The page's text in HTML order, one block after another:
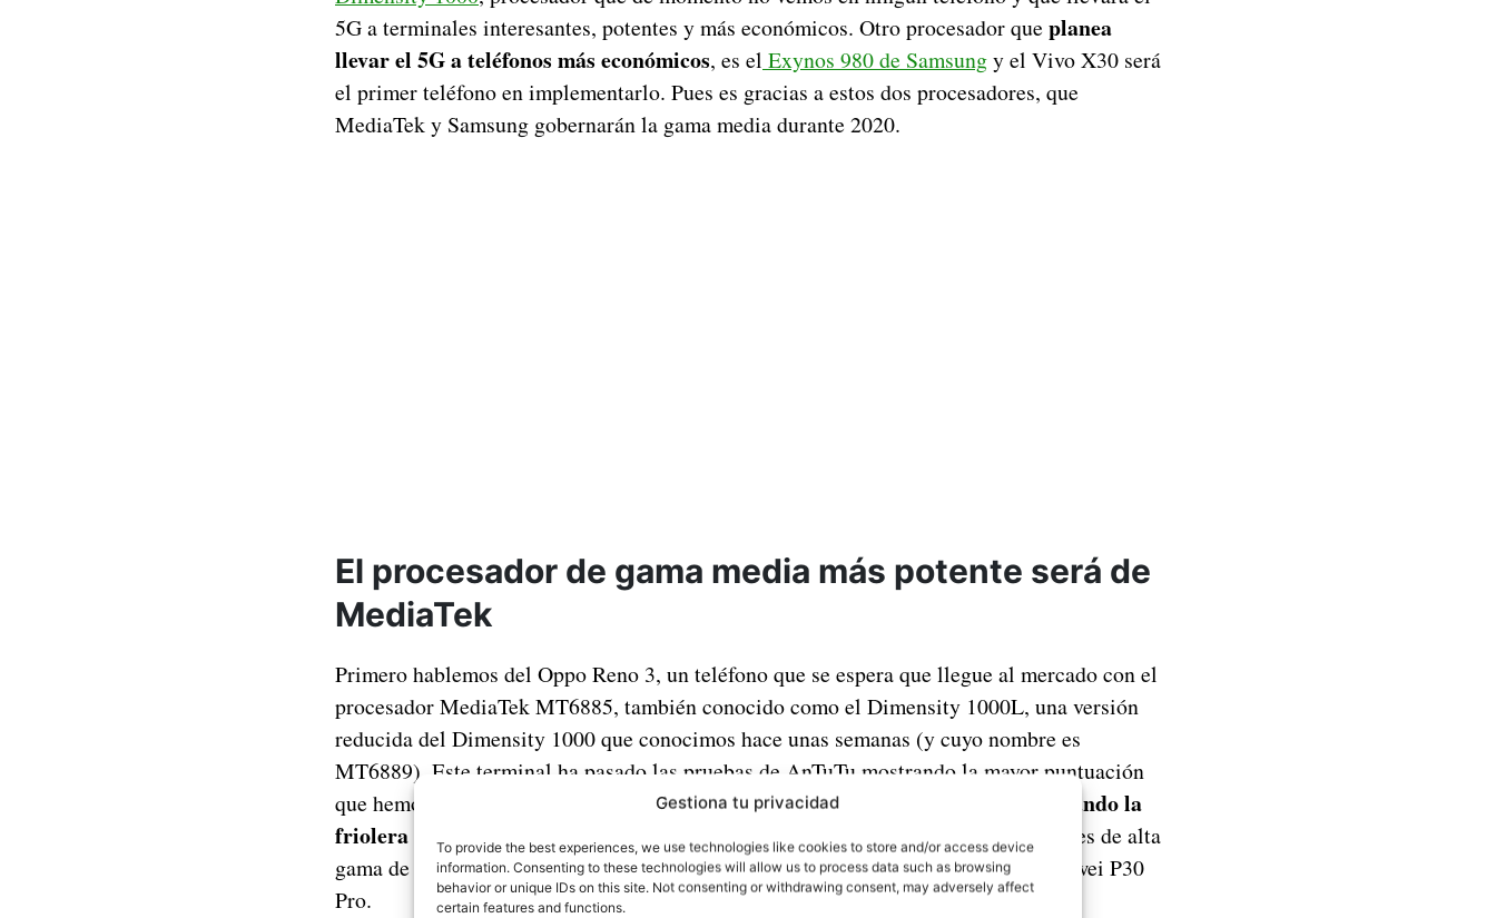
Gestiona tu privacidad
To provide the best experiences, we use technologies like cookies to store and/or access device
information. Consenting to these technologies will allow us to process data such as browsing
behavior or unique IDs on this site. Not consenting or withdrawing consent, may adversely affect
certain features and functions.
5G a terminales interesantes, potentes y más económicos. Otro procesador que planea
llevar el 5G a teléfonos más económicos, es el Exynos 980 de Samsungy el Vivo X30 será
el primer teléfono en implementarlo. Pues es gracias a estos dos procesadores, que
MediaTek y Samsung gobernarán la gama media durante 2020.
El procesador de gama media más potente será de
MediaTek
Primero hablemos del Oppo Reno 3, un teléfono que se espera que llegue al mercado con el
procesador MediaTek MT6885, también conocido como el Dimensity 1000L, una versión
reducida del Dimensity 1000 que conocimos hace unas semanas (y cuyo nombre es
MT6889). Este terminal ha pasado las pruebas de AnTuTu mostrando la mayor puntuación
que hemos visto en un teléfono con procesador orientado a la gama media,
alcanzando la
friolera cifra de 379.839 puntos
, prácticamente la misma que ofrecen procesadores de alta
gama de la anterior generación, como el Kirin 980 que nos encontramos en el Huawei P30
Pro.